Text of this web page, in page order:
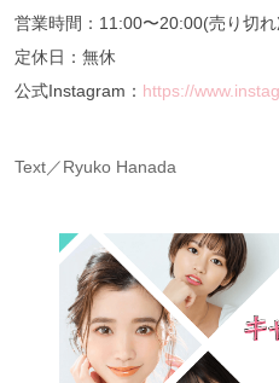
営業時間：11:00〜20:00(売り切
定休日：無休
公式Instagram： https://
Text／Ryuko Hanada